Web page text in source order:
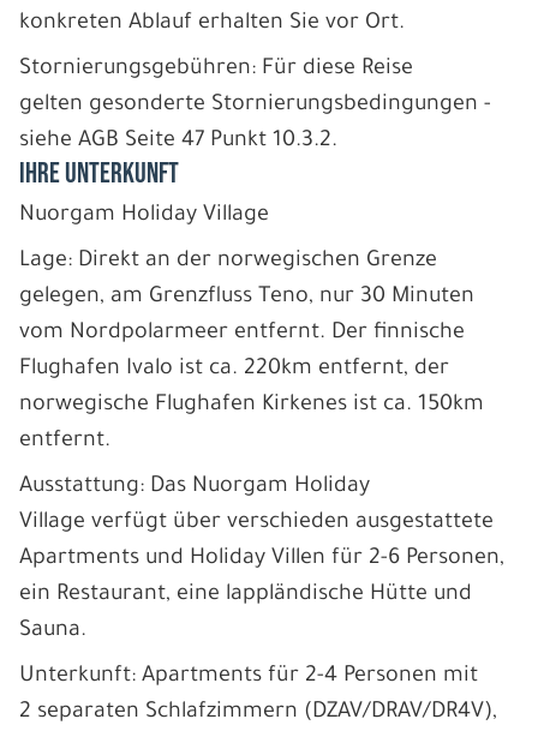
konkreten Ablauf erhalten Sie vor Ort.
Stornierungsgebühren: Für diese Reise
gelten gesonderte Stornierungsbedingungen -
siehe AGB Seite 47 Punkt 10.3.2.
IHRE UNTERKUNFT
Nuorgam Holiday Village
Lage: Direkt an der norwegischen Grenze
gelegen, am Grenzfluss Teno, nur 30 Minuten
vom Nordpolarmeer entfernt. Der finnische
Flughafen Ivalo ist ca. 220km entfernt, der
norwegische Flughafen Kirkenes ist ca. 150km
entfernt.
Ausstattung: Das Nuorgam Holiday
Village verfügt über verschieden ausgestattete
Apartments und Holiday Villen für 2-6 Personen,
ein Restaurant, eine lappländische Hütte und
Sauna.
Unterkunft: Apartments für 2-4 Personen mit
2 separaten Schlafzimmern (DZAV/DRAV/DR4V),